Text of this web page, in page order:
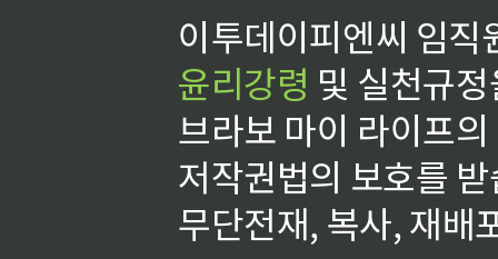
이투데이피엔씨 임
윤리강령 및 실천규
브라보 마이 라이프
저작권법의 보호를
무단전재, 복사, 재배